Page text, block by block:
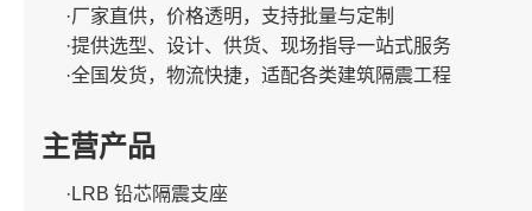
·厂家直供，价格透明，支持批量与定制
·提供选型、设计、供货、现场指导一站式服务
·全国发货，物流快捷，适配各类建筑隔震工程
主营产品
·LRB 铅芯隔震支座